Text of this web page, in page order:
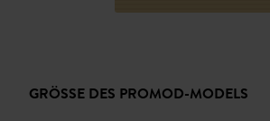
GRÖSSE DES PROMOD-MODELS